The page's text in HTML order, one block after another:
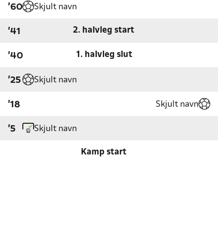
'60 Skjult navn
'41 2. halvleg start
'40 1. halvleg slut
'25 Skjult navn
'18 Skjult navn
'5 Skjult navn
Kamp start